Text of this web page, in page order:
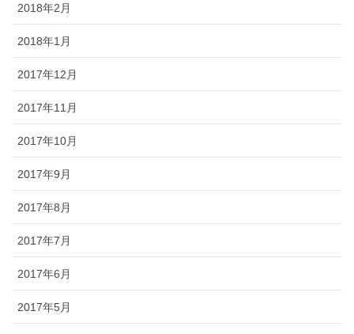
2018年2月
2018年1月
2017年12月
2017年11月
2017年10月
2017年9月
2017年8月
2017年7月
2017年6月
2017年5月